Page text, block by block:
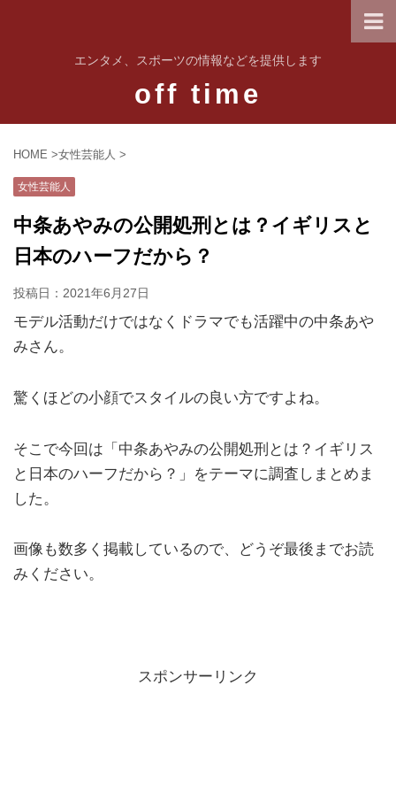
エンタメ、スポーツの情報などを提供します
off time
HOME >女性芸能人 >
女性芸能人
中条あやみの公開処刑とは？イギリスと
日本のハーフだから？
投稿日： 2021年6月27日
モデル活動だけではなくドラマでも活躍中の中条あや
みさん。
驚くほどの小顔でスタイルの良い方ですよね。
そこで今回は「中条あやみの公開処刑とは？イギリス
と日本のハーフだから？」をテーマに調査しまとめま
した。
画像も数多く掲載しているので、どうぞ最後までお読
みください。
スポンサーリンク